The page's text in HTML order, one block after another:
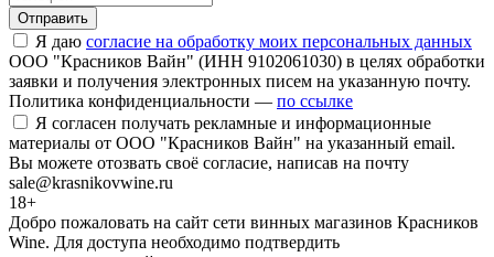
Отправить
Я даю согласие на обработку моих персональных данных
ООО "Красников Вайн" (ИНН 9102061030) в целях обработки
заявки и получения электронных писем на указанную почту.
Политика конфиденциальности — по ссылке
Я согласен получать рекламные и информационные
материалы от ООО "Красников Вайн" на указанный email.
Вы можете отозвать своё согласие, написав на почту
sale@krasnikovwine.ru
18+
Добро пожаловать на сайт сети винных магазинов Красников
Wine. Для доступа необходимо подтвердить